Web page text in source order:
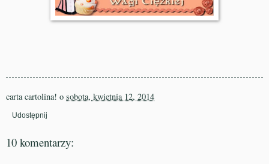
carta cartolina! o sobota, kwietnia 12, 2014
Udostępnij
10 komentarzy: